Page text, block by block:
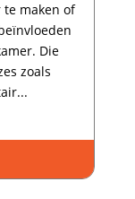
te maken of
Die
zoals